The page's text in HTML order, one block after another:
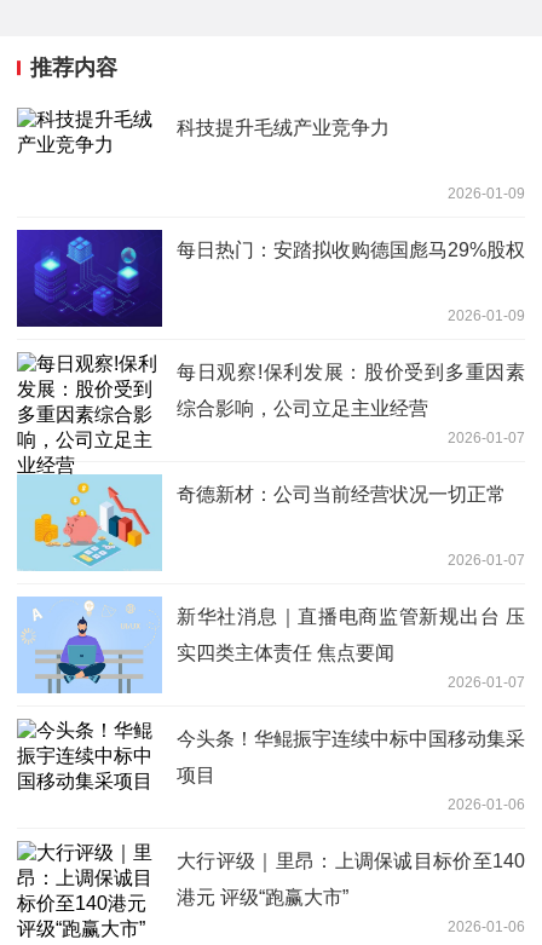
推荐内容
科技提升毛绒产业竞争力
2026-01-09
每日热门：安踏拟收购德国彪马29%股权
2026-01-09
每日观察!保利发展：股价受到多重因素
综合影响，公司立足主业经营
2026-01-07
奇德新材：公司当前经营状况一切正常
2026-01-07
新华社消息｜直播电商监管新规出台 压
实四类主体责任 焦点要闻
2026-01-07
今头条！华鲲振宇连续中标中国移动集采
项目
2026-01-06
大行评级｜里昂：上调保诚目标价至140
港元 评级“跑赢大市”
2026-01-06